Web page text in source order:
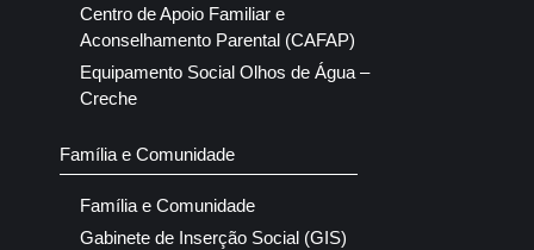
Centro de Apoio Familiar e
Aconselhamento Parental (CAFAP)
Equipamento Social Olhos de Água –
Creche
Família e Comunidade
Família e Comunidade
Gabinete de Inserção Social (GIS)